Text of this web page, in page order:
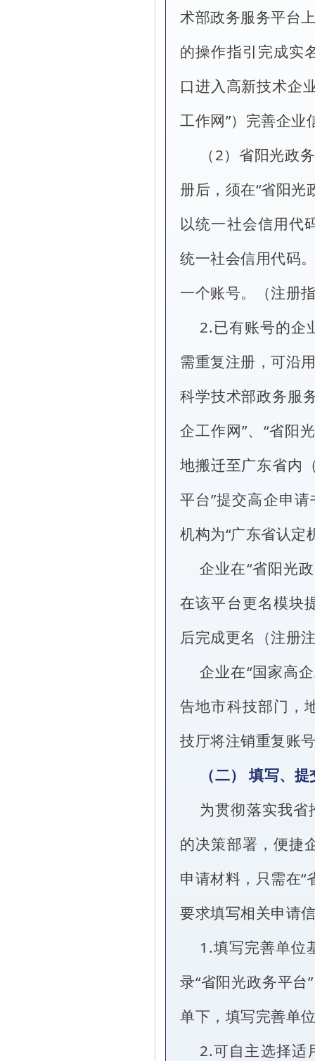
术部政务服务平台
的操作指引完成实
口进入高新技术企
工作网”）完善企业
（2）省阳光政
册后，须在“省阳光
以统一社会信用代
统一社会信用代码
一个账号。（注册
2.已有账号的企
需重复注册，可沿
科学技术部政务服
企工作网”、“省阳
地搬迁至广东省内
平台”提交高企申
机构为“广东省认定
企业在“省阳光
在该平台更名模块
后完成更名（注册
企业在“国家高
告地市科技部门，
技厅将注销重复账
（二） 填写、
为贯彻落实我省
的决策部署，便捷
申请材料，只需在“
要求填写相关申请
1.填写完善单位
录“省阳光政务平
单下，填写完善单
2.可自主选择适